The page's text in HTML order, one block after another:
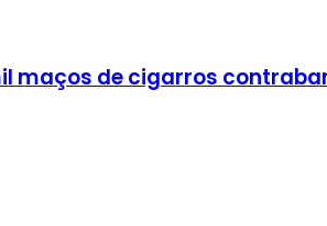
maços de cigarros